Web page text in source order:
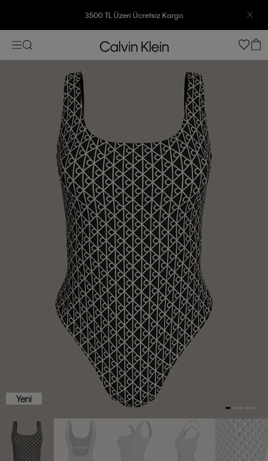
3500 TL Üzeri Ücretsiz Kargo
7500 TL Ve Üzeri Alışverişlerinizde 6 Taksit İmkanı
Yeni